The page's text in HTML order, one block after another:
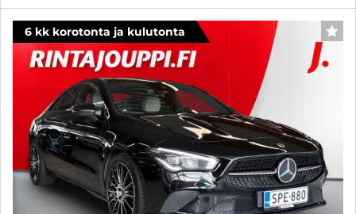
6 kk korotonta ja kulutonta